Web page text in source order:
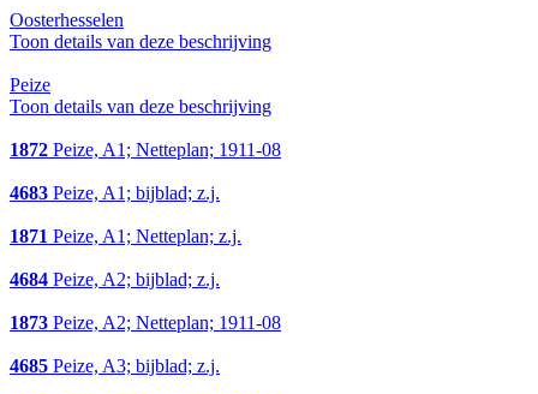
Oosterhesselen
Toon details van deze beschrijving
Peize
Toon details van deze beschrijving
1872 Peize, A1; Netteplan; 1911-08
4683 Peize, A1; bijblad; z.j.
1871 Peize, A1; Netteplan; z.j.
4684 Peize, A2; bijblad; z.j.
1873 Peize, A2; Netteplan; 1911-08
4685 Peize, A3; bijblad; z.j.